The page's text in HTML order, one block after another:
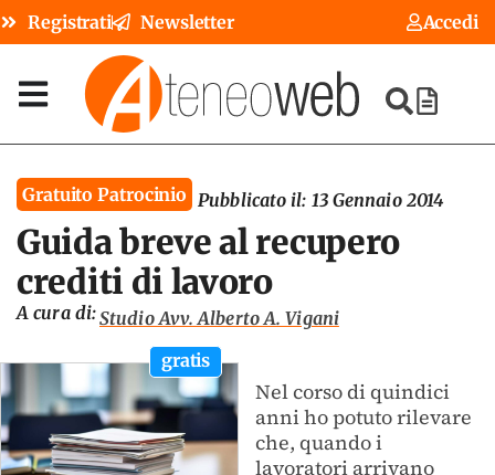
Registrati Newsletter Accedi
Gratuito Patrocinio Pubblicato il: 13 Gennaio 2014
Guida breve al recupero
crediti di lavoro
A cura di:Studio Avv. Alberto A. Vigani
gratis
Nel corso di quindici
anni ho potuto rilevare
che, quando i
lavoratori arrivano